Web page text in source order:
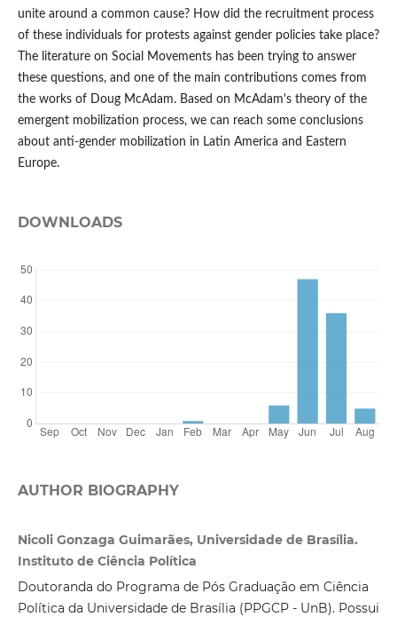
unite around a common cause? How did the recruitment process
of these individuals for protests against gender policies take place?
The literature on Social Movements has been trying to answer
these questions, and one of the main contributions comes from
the works of Doug McAdam. Based on McAdam's theory of the
emergent mobilization process, we can reach some conclusions
about anti-gender mobilization in Latin America and Eastern
Europe.
DOWNLOADS
AUTHOR BIOGRAPHY
Nicoli Gonzaga Guimarães, Universidade de Brasília.
Instituto de Ciência Política
Doutoranda do Programa de Pós Graduação em Ciência
Política da Universidade de Brasília (PPGCP - UnB). Possui